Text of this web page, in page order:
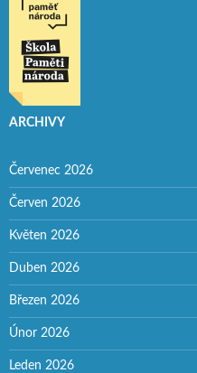
ARCHIVY
Červenec 2026
Červen 2026
Květen 2026
Duben 2026
Březen 2026
Únor 2026
Leden 2026